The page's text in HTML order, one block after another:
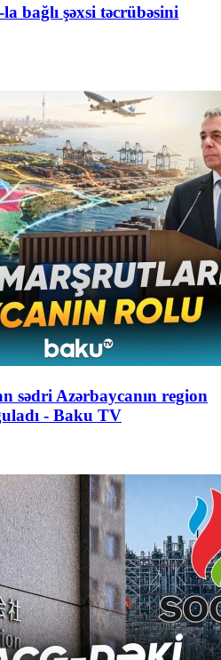
bağlı şəxsi təcrübəsini
sədri Azərbaycanın region
- Baku TV